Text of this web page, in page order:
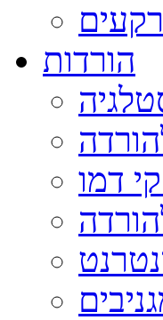
רקעים
הורדות
דמו